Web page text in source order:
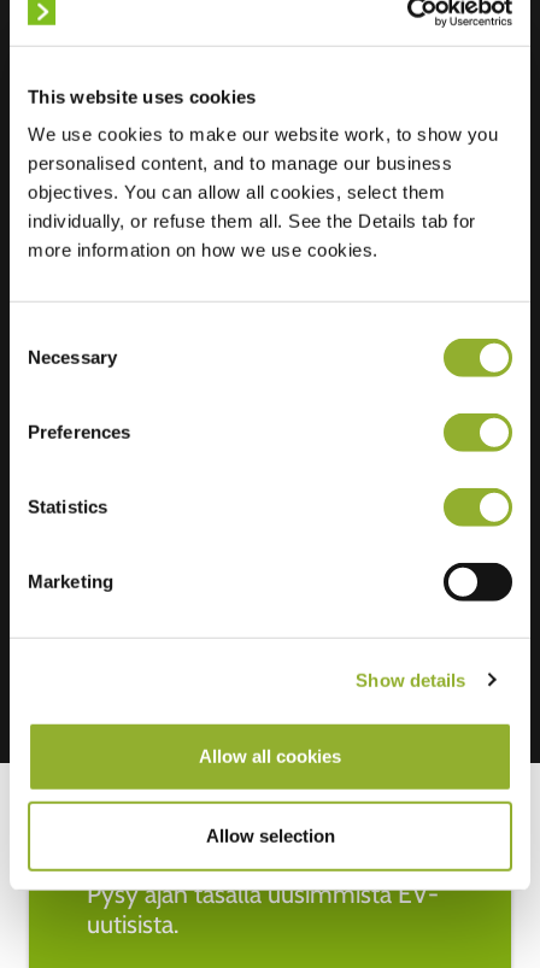
This website uses cookies
We use cookies to make our website work, to show you
personalised content, and to manage our business
objectives. You can allow all cookies, select them
individually, or refuse them all. See the Details tab for
more information on how we use cookies.
Selection
Necessary
Preferences
Statistics
Marketing
Show details
Allow all cookies
Allow selection
Sijainti
Ameidepark 716
5701 ZZ Helmond
Netherlands
Pysy ajan tasalla uusimmista EV-
uutisista.